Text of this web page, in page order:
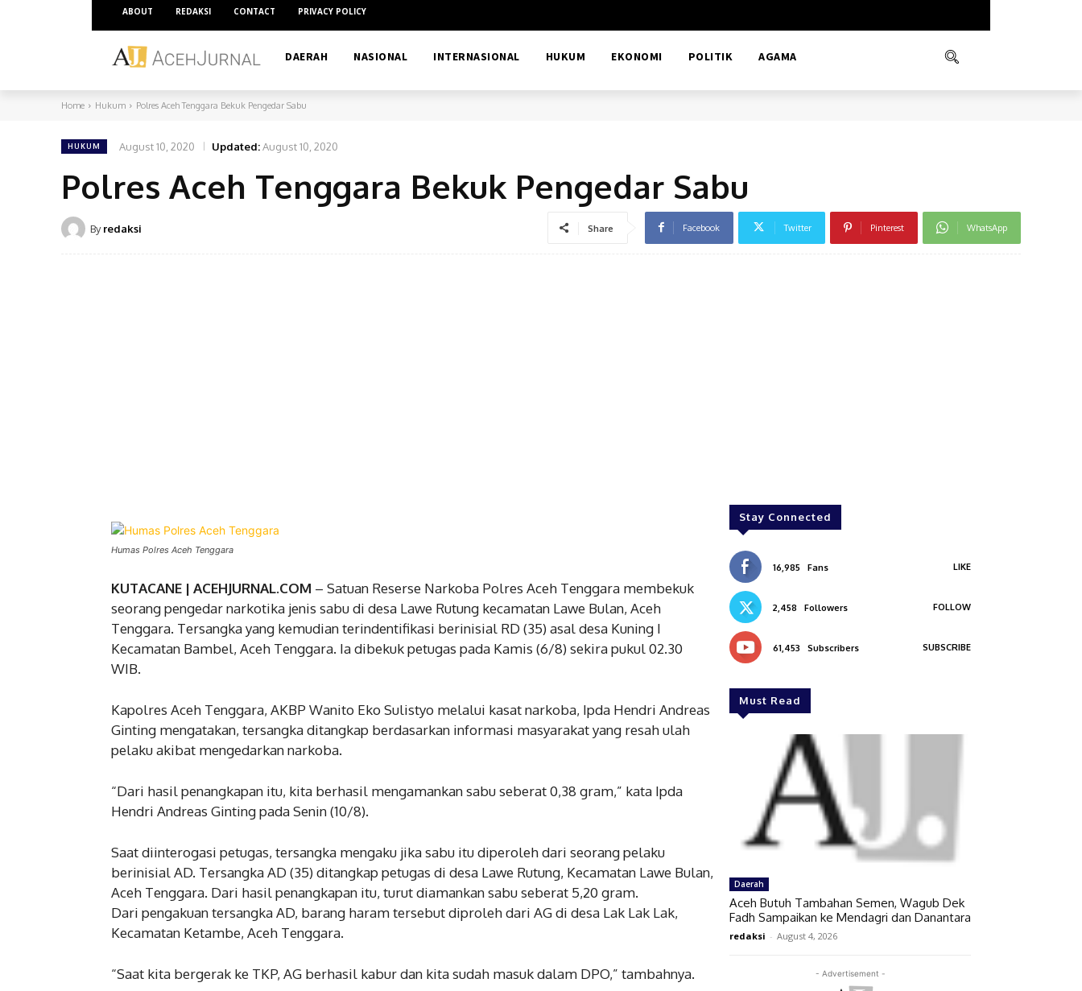
ABOUT REDAKSI CONTACT PRIVACY POLICY
DAERAH NASIONAL INTERNASIONAL HUKUM EKONOMI POLITIK AGAMA
Home Hukum Polres Aceh Tenggara Bekuk Pengedar Sabu
HUKUM August 10, 2020 Updated:August 10, 2020
Polres Aceh Tenggara Bekuk Pengedar Sabu
By redaksi Share Facebook Twitter Pinterest WhatsApp
Humas Polres Aceh Tenggara
KUTACANE | ACEHJURNAL.COM – Satuan Reserse Narkoba Polres Aceh Tenggara membekuk
seorang pengedar narkotika jenis sabu di desa Lawe Rutung kecamatan Lawe Bulan, Aceh
Tenggara. Tersangka yang kemudian terindentifikasi berinisial RD (35) asal desa Kuning I
Kecamatan Bambel, Aceh Tenggara. Ia dibekuk petugas pada Kamis (6/8) sekira pukul 02.30
WIB.
Kapolres Aceh Tenggara, AKBP Wanito Eko Sulistyo melalui kasat narkoba, Ipda Hendri Andreas
Ginting mengatakan, tersangka ditangkap berdasarkan informasi masyarakat yang resah ulah
pelaku akibat mengedarkan narkoba.
“Dari hasil penangkapan itu, kita berhasil mengamankan sabu seberat 0,38 gram,” kata Ipda
Hendri Andreas Ginting pada Senin (10/8).
Saat diinterogasi petugas, tersangka mengaku jika sabu itu diperoleh dari seorang pelaku
berinisial AD. Tersangka AD (35) ditangkap petugas di desa Lawe Rutung, Kecamatan Lawe Bulan,
Aceh Tenggara. Dari hasil penangkapan itu, turut diamankan sabu seberat 5,20 gram.
Dari pengakuan tersangka AD, barang haram tersebut diproleh dari AG di desa Lak Lak Lak,
Kecamatan Ketambe, Aceh Tenggara.
“Saat kita bergerak ke TKP, AG berhasil kabur dan kita sudah masuk dalam DPO,” tambahnya.
Stay Connected
16,985 Fans LIKE
2,458 Followers FOLLOW
61,453 Subscribers SUBSCRIBE
Must Read
Daerah
Aceh Butuh Tambahan Semen, Wagub Dek
Fadh Sampaikan ke Mendagri dan Danantara
redaksi - August 4, 2026
- Advertisement -